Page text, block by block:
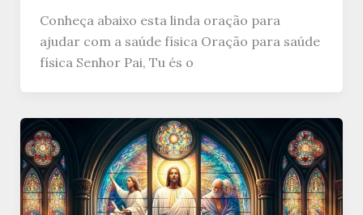
Conheça abaixo esta linda oração para
ajudar com a saúde física Oração para saúde
física Senhor Pai, Tu és o